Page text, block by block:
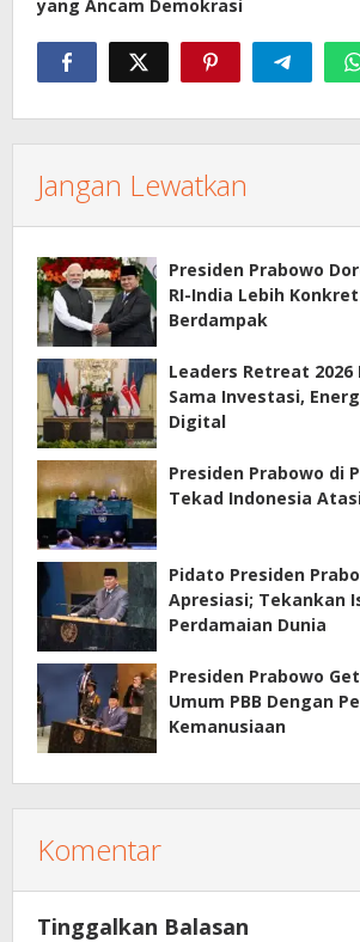
yang Ancam Demokrasi
Jangan Lewatkan
Presiden Prabowo
RI-India Lebih
Berdampak
Leaders Retreat
Sama Investasi,
Digital
Presiden Prabowo di
Tekad Indonesia
Pidato Presiden
Apresiasi; Tekankan
Perdamaian Dunia
Presiden Prabowo
Umum PBB Dengan
Kemanusiaan
Komentar
Tinggalkan Balasan